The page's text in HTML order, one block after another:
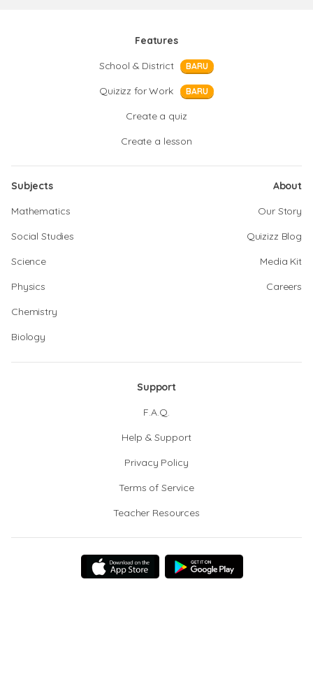
Features
School & District
BARU
Quizizz for Work BARU
Create a quiz
Create a lesson
Subjects
Mathematics
Social Studies
Science
Physics
Chemistry
Biology
About
Our Story
Quizizz Blog
Media Kit
Careers
Support
F.A.Q.
Help & Support
Privacy Policy
Terms of Service
Teacher Resources